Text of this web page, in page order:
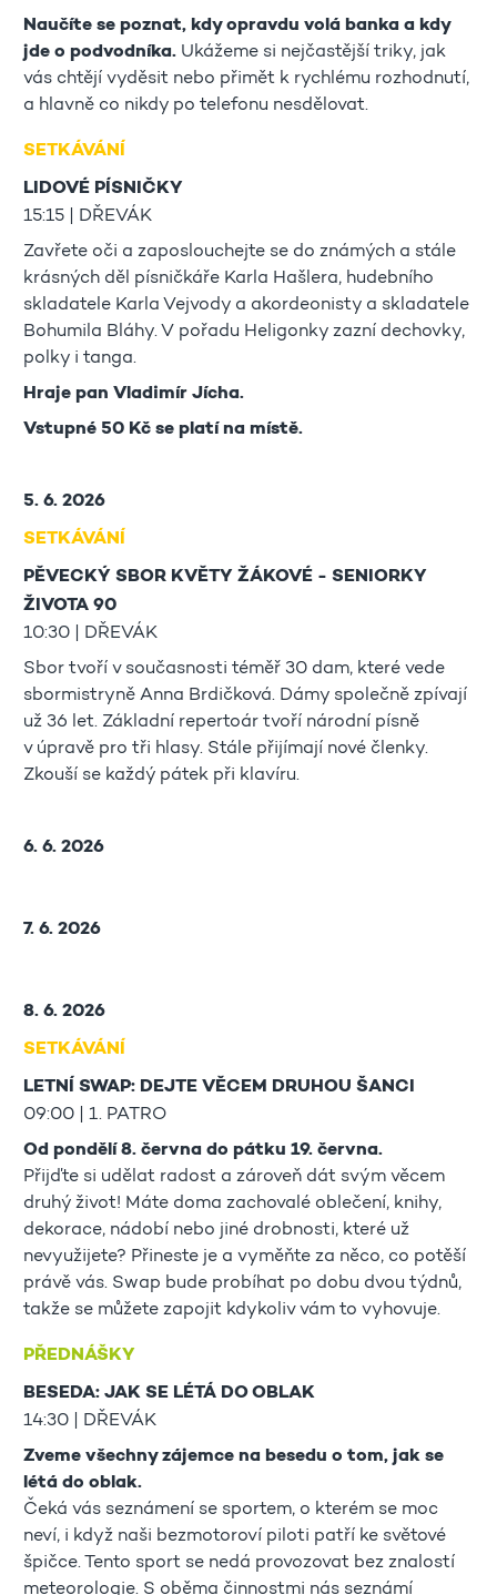
Naučíte se poznat, kdy opravdu volá banka a kdy
jde o podvodníka. Ukážeme si nejčastější triky, jak
vás chtějí vyděsit nebo přimět k rychlému rozhodnutí,
a hlavně co nikdy po telefonu nesdělovat.
SETKÁVÁNÍ
LIDOVÉ PÍSNIČKY
15:15 | DŘEVÁK
Zavřete oči a zaposlouchejte se do známých a stále
krásných děl písničkáře Karla Hašlera, hudebního
skladatele Karla Vejvody a akordeonisty a skladatele
Bohumila Bláhy. V pořadu Heligonky zazní dechovky,
polky i tanga.
Hraje pan Vladimír Jícha.
Vstupné 50 Kč se platí na místě.
5. 6. 2026
SETKÁVÁNÍ
PĚVECKÝ SBOR KVĚTY ŽÁKOVÉ - SENIORKY
ŽIVOTA 90
10:30 | DŘEVÁK
Sbor tvoří v současnosti téměř 30 dam, které vede
sbormistryně Anna Brdičková. Dámy společně zpívají
už 36 let. Základní repertoár tvoří národní písně
v úpravě pro tři hlasy. Stále přijímají nové členky.
Zkouší se každý pátek při klavíru.
6. 6. 2026
7. 6. 2026
8. 6. 2026
SETKÁVÁNÍ
LETNÍ SWAP: DEJTE VĚCEM DRUHOU ŠANCI
09:00 | 1. PATRO
Od pondělí 8. června do pátku 19. června.
Přijďte si udělat radost a zároveň dát svým věcem
druhý život! Máte doma zachovalé oblečení, knihy,
dekorace, nádobí nebo jiné drobnosti, které už
nevyužijete? Přineste je a vyměňte za něco, co potěší
právě vás. Swap bude probíhat po dobu dvou týdnů,
takže se můžete zapojit kdykoliv vám to vyhovuje.
PŘEDNÁŠKY
BESEDA: JAK SE LÉTÁ DO OBLAK
14:30 | DŘEVÁK
Zveme všechny zájemce na besedu o tom, jak se
létá do oblak.
Čeká vás seznámení se sportem, o kterém se moc
neví, i když naši bezmotoroví piloti patří ke světové
špičce. Tento sport se nedá provozovat bez znalostí
meteorologie. S oběma činnostmi nás seznámí